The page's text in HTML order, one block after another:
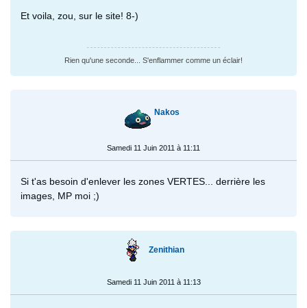
Et voila, zou, sur le site! 8-)
Rien qu'une seconde... S'enflammer comme un éclair!
Nakos
Samedi 11 Juin 2011 à 11:11
Si t'as besoin d'enlever les zones VERTES... derrière les
images, MP moi ;)
Zenithian
Samedi 11 Juin 2011 à 11:13